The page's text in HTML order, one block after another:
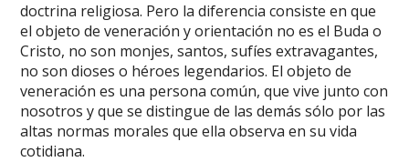
doctrina religiosa. Pero la diferencia consiste en que
el objeto de veneración y orientación no es el Buda o
Cristo, no son monjes, santos, sufíes extravagantes,
no son dioses o héroes legendarios. El objeto de
veneración es una persona común, que vive junto con
nosotros y que se distingue de las demás sólo por las
altas normas morales que ella observa en su vida
cotidiana.